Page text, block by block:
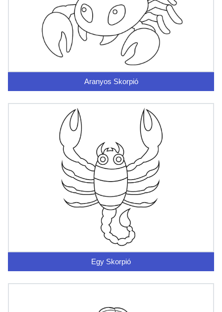
Aranyos Skorpió
Egy Skorpió